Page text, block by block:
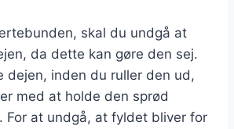
skal du undgå at
da dette kan gøre den sej.
dejen, inden du ruller den ud,
med at holde den sprød
For at undgå, at fyldet bliver for